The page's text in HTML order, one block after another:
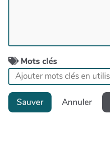
Mots clés
Sauver Annuler